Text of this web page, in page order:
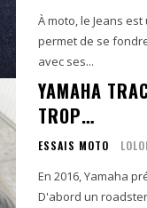
À moto, le Jeans
permet de se
avec ses...
YAMAHA
TROP…
ESSAIS MOTO
En 2016, Yamaha
D'abord un